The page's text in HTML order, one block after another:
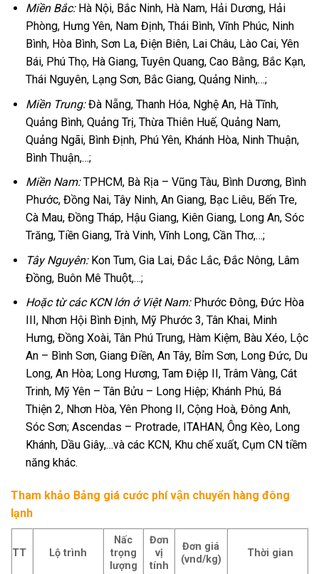
Miền Bắc:Hà Nội, Bắc Ninh, Hà Nam, Hải Dương, Hải
Phòng, Hưng Yên, Nam Định, Thái Bình, Vĩnh Phúc, Ninh
Bình, Hòa Bình, Sơn La, Điện Biên, Lai Châu, Lào Cai, Yên
Bái, Phú Thọ, Hà Giang, Tuyên Quang, Cao Bằng, Bắc Kạn,
Thái Nguyên, Lạng Sơn, Bắc Giang, Quảng Ninh,…;
Miền Trung:Đà Nẵng, Thanh Hóa, Nghệ An, Hà Tĩnh,
Quảng Bình, Quảng Trị, Thừa Thiên Huế, Quảng Nam,
Quảng Ngãi, Bình Định, Phú Yên, Khánh Hòa, Ninh Thuận,
Bình Thuận,…;
Miền Nam:TPHCM, Bà Rịa – Vũng Tàu, Bình Dương, Bình
Phước, Đồng Nai, Tây Ninh, An Giang, Bạc Liêu, Bến Tre,
Cà Mau, Đồng Tháp, Hậu Giang, Kiên Giang, Long An, Sóc
Trăng, Tiền Giang, Trà Vinh, Vĩnh Long, Cần Thơ,…;
Tây Nguyên:Kon Tum, Gia Lai, Đắc Lắc, Đắc Nông, Lâm
Đồng, Buôn Mê Thuột,…;
Hoặc từ các KCN lớn ở Việt Nam:Phước Đông, Đức Hòa
III, Nhơn Hội Bình Định, Mỹ Phước 3, Tân Khai, Minh
Hưng, Đồng Xoài, Tân Phú Trung, Hàm Kiệm, Bàu Xéo, Lộc
An – Bình Sơn, Giang Điền, An Tây, Bỉm Sơn, Long Đức, Du
Long, An Hòa; Long Hương, Tam Điệp II, Trâm Vàng, Cát
Trinh, Mỹ Yên – Tân Bửu – Long Hiệp; Khánh Phú, Bá
Thiện 2, Nhơn Hòa, Yên Phong II, Cộng Hoà, Đông Anh,
Sóc Sơn; Ascendas – Protrade, ITAHAN, Ông Kèo, Long
Khánh, Dầu Giây,…và các KCN, Khu chế xuất, Cụm CN tiềm
năng khác.
Tham khảo Bảng giá cước phí vận chuyển hàng đông
lạnh
TT Lộ trình
Nấc
trọng
lượng
Đơn
vị
tính
Đơn giá
(vnd/kg)
Thời gian